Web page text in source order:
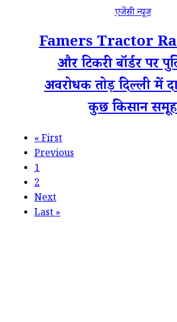
एजेंसी न्यूज
Famers Tractor
और टिकरी बॉर्डर पर
अवरोधक तोड़ दिल्ली में
कुछ किसान समूह
«First
Previous
1
2
Next
Last»